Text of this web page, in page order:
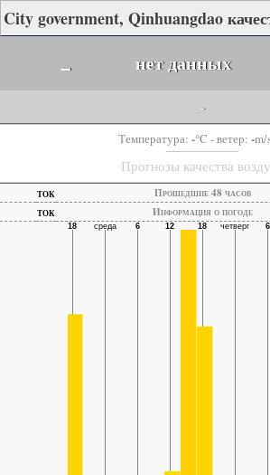
- нет данных
-
Температура: -°C - ветер: -m/
Прогнозы качества
ток Прошедшие 48 часов
ток
Информация о погоде